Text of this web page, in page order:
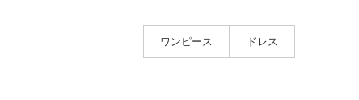
ワンピース ドレス